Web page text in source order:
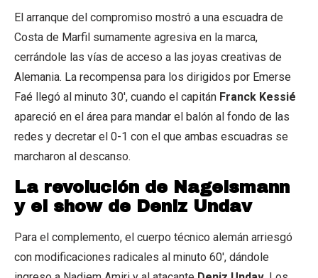
El arranque del compromiso mostró a una escuadra de
Costa de Marfil sumamente agresiva en la marca,
cerrándole las vías de acceso a las joyas creativas de
Alemania. La recompensa para los dirigidos por Emerse
Faé llegó al minuto 30′, cuando el capitán Franck Kessié
apareció en el área para mandar el balón al fondo de las
redes y decretar el 0-1 con el que ambas escuadras se
marcharon al descanso.
La revolución de Nagelsmann
y el show de Deniz Undav
Para el complemento, el cuerpo técnico alemán arriesgó
con modificaciones radicales al minuto 60′, dándole